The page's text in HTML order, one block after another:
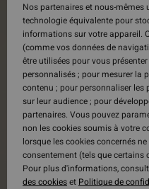
Nos partenaires et nous-
technologie équivalente pour
informations sur votre appareil.
(comme vos données de
être utilisées pour vous
personnalisés ; pour mesurer la
contenu ; pour personnaliser les
sur leur audience ; pour
partenaires. Vous pouvez
non les cookies soumis à votre
lorsque les cookies concernés
consentement (tels que certains
Pour plus d'informations,
des cookieset Politique de